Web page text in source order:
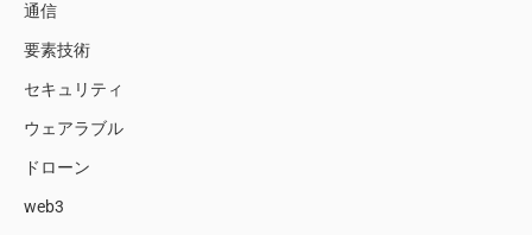
通信
要素技術
セキュリティ
ウェアラブル
ドローン
web3